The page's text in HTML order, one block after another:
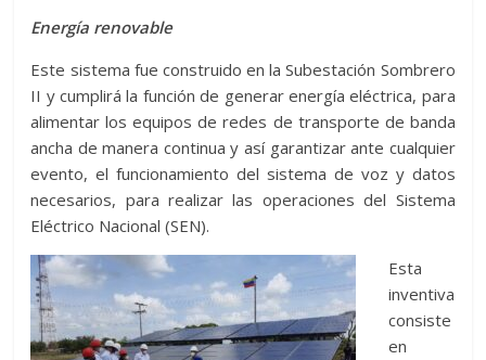
Energía renovable
Este sistema fue construido en la Subestación Sombrero
II y cumplirá la función de generar energía eléctrica, para
alimentar los equipos de redes de transporte de banda
ancha de manera continua y así garantizar ante cualquier
evento, el funcionamiento del sistema de voz y datos
necesarios, para realizar las operaciones del Sistema
Eléctrico Nacional (SEN).
Esta
inventiva
consiste
en